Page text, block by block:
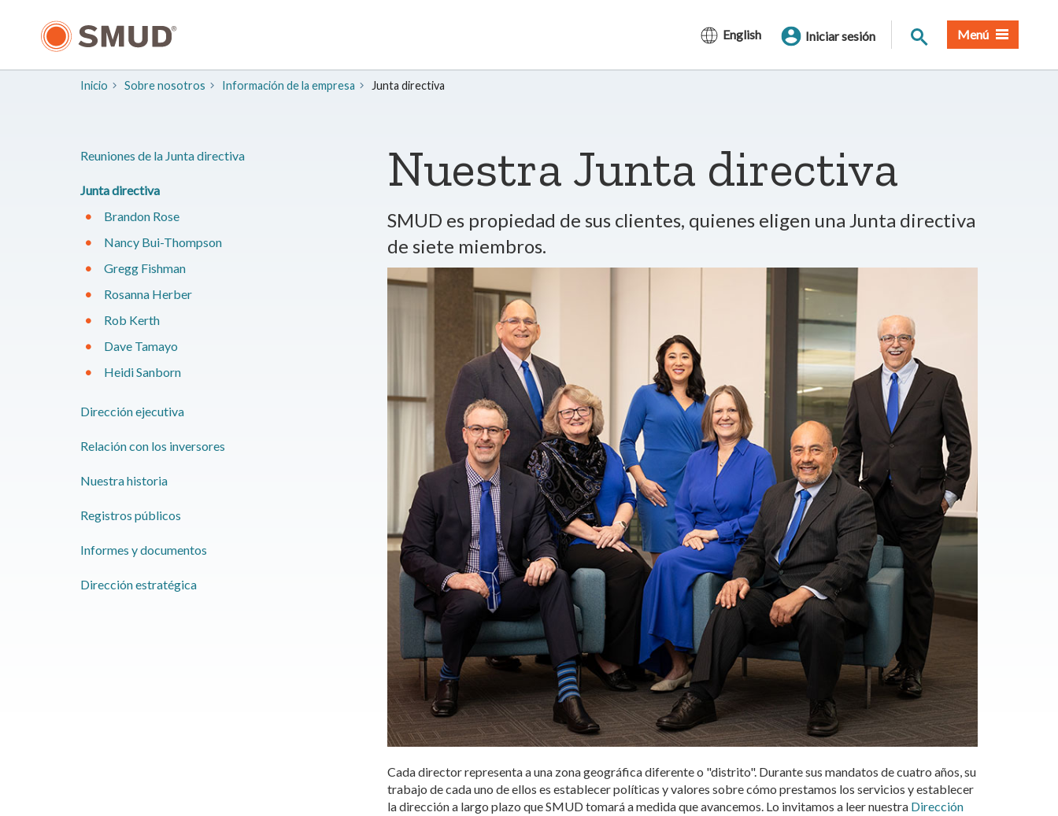
contenido
English Iniciar sesión Buscar en el sitio
Menú
Inicio Sobre nosotros Información de la empresa Junta directiva
Nuestra Junta directiva
SMUD es propiedad de sus clientes, quienes eligen una Junta directiva
de siete miembros.
Cada director representa a una zona geográfica diferente o "distrito". Durante sus mandatos de cuatro años, su
trabajo de cada uno de ellos es establecer políticas y valores sobre cómo prestamos los servicios y establecer
la dirección a largo plazo que SMUD tomará a medida que avancemos. Lo invitamos a leer nuestra Dirección
​Reuniones de la Junta directiva
Junta directiva
​Brandon Rose
​Nancy Bui-Thompson
​Gregg Fishman
Rosanna Herber
​Rob Kerth
​Dave Tamayo
Heidi Sanborn
​Dirección ejecutiva
Relación con los inversores
Nuestra historia
​Registros públicos
​Informes y documentos
​Dirección estratégica